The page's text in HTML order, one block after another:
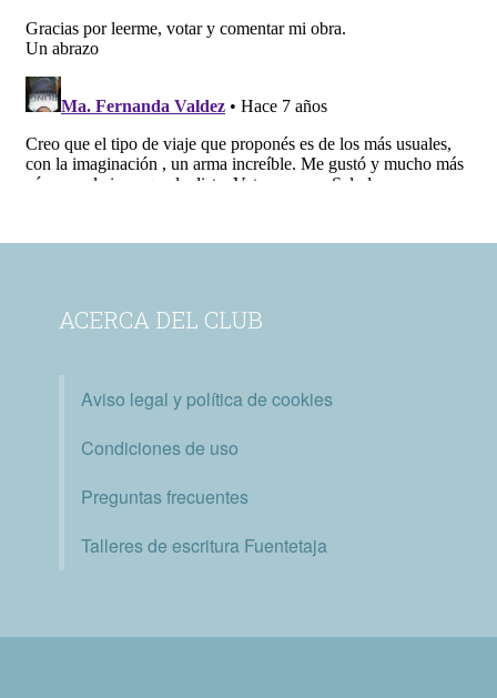
ACERCA DEL CLUB
Aviso legal y política de cookies
Condiciones de uso
Preguntas frecuentes
Talleres de escritura Fuentetaja